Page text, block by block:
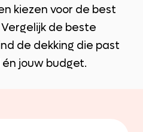
kiezen voor de best
de beste
de dekking die past
jouw budget.